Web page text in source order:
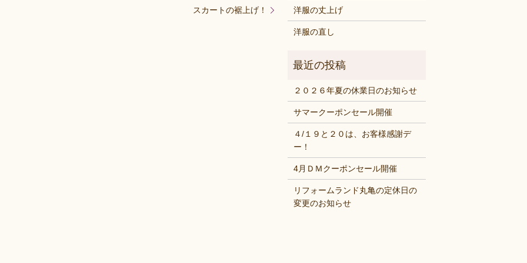
スカートの裾上げ！ 洋服の丈上げ
洋服の直し
２０２６年夏の休業日のお知らせ
サマークーポンセール開催
４/１９と２０は、お客様感謝デ
ー！
4月ＤＭクーポンセール開催
リフォームランド丸亀の定休日の
変更のお知らせ